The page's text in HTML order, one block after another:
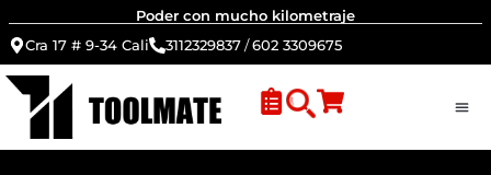
Poder con mucho kilometraje
Cra 17 # 9-34 Cali
3112329837/602 3309675